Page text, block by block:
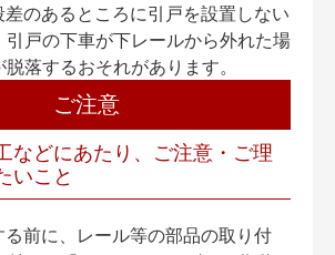
のあるところに引戸を設置しない
引戸の下車が下レールから外れた場
落するおそれがあります。
ご注意
などにあたり、ご注意・ご理
いこと
前に、レール等の部品の取り付